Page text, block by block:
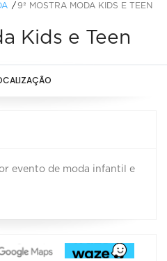
9ª MOSTRA MODA KIDS E TEEN
Kids e Teen
evento de moda infantil e